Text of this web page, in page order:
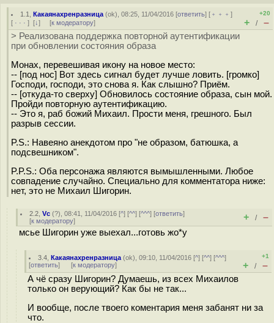
1.1 ,Какаянахренразница (ok), 08:25, 11/04/2016 [ответить] [ ﹢﹢﹢]
[ · · · ] [↓] [к модератору]
+20
+ / –
> Реализована поддержка повторной аутентификации
при обновлении состояния образа
Монах, перевешивая икону на новое место:
-- [под нос] Вот здесь сигнал будет лучше ловить. [громко]
Господи, господи, это снова я. Как слышно? Приём.
-- [откуда-то сверху] Обновилось состояние образа, сын мой.
Пройди повторную аутентификацию.
-- Это я, раб божий Михаил. Прости меня, грешного. Был
разрыв сессии.
P.S.: Навеяно анекдотом про "не образом, батюшка, а
подсвешником".
P.P.S.: Оба персонажа являются вымышленными. Любое
совпадение случайно. Специально для комментатора ниже:
нет, это не Михаил Шигорин.
2.2 ,Vc (?), 08:41, 11/04/2016 [^] [^^] [^^^] [ответить]
[к модератору] + / –
мсье Шигорин уже выехал...готовь жо*у
3.4 ,Какаянахренразница (ok), 09:10, 11/04/2016 [^] [^^] [^^^]
[ответить] [к модератору]
+1
+ / –
А чё сразу Шигорин? Думаешь, из всех Михаилов
только он верующий? Как бы не так...
И вообще, после твоего коментария меня забанят ни за
что.